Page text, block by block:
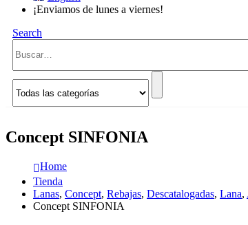
¡Enviamos de lunes a viernes!
Search
Concept SINFONIA
Home
Tienda
Lanas, Concept, Rebajas, Descatalogadas, Lana,
Concept SINFONIA